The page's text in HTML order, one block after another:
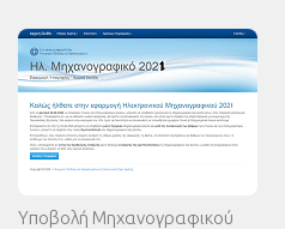
Υποβολή Μηχανογραφικού